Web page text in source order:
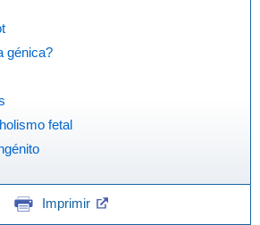
génica?
fetal
Imprimir